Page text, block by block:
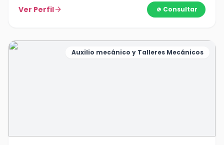
Ver Perfilarrow_forward Consultar
Auxilio mecánico y Talleres Mecánicos